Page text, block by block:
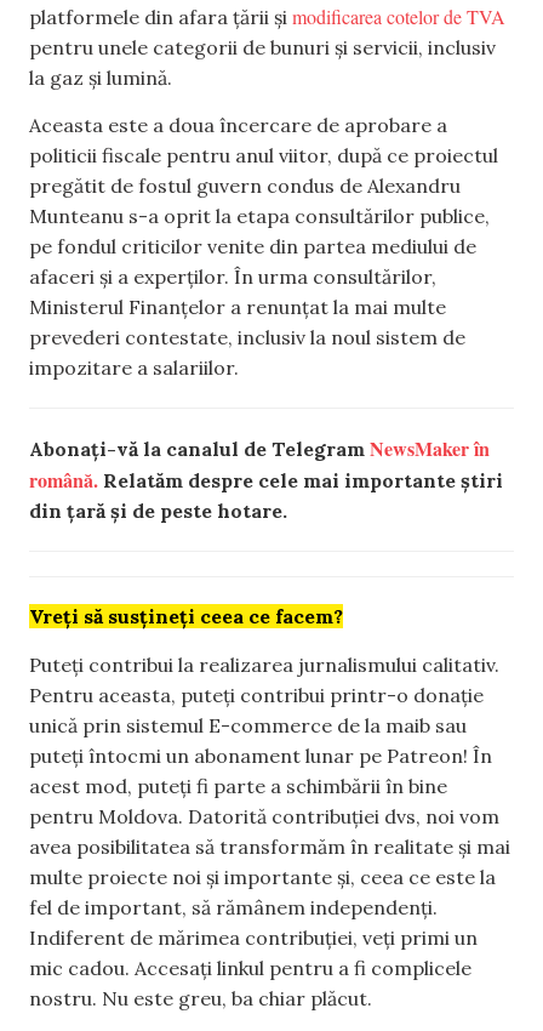
platformele din afara țării și modificarea cotelor de TVA
pentru unele categorii de bunuri și servicii, inclusiv
la gaz și lumină.
Aceasta este a doua încercare de aprobare a
politicii fiscale pentru anul viitor, după ce proiectul
pregătit de fostul guvern condus de Alexandru
Munteanu s-a oprit la etapa consultărilor publice,
pe fondul criticilor venite din partea mediului de
afaceri și a experților. În urma consultărilor,
Ministerul Finanțelor a renunțat la mai multe
prevederi contestate, inclusiv la noul sistem de
impozitare a salariilor.
Abonați-vă la canalul de Telegram NewsMaker în
română. Relatăm despre cele mai importante știri
din țară și de peste hotare.
Vreți să susțineți ceea ce facem?
Puteți contribui la realizarea jurnalismului calitativ.
Pentru aceasta, puteți contribui printr-o donație
unică prin sistemul E-commerce de la maib sau
puteți întocmi un abonament lunar pe Patreon! În
acest mod, puteți fi parte a schimbării în bine
pentru Moldova. Datorită contribuției dvs, noi vom
avea posibilitatea să transformăm în realitate și mai
multe proiecte noi și importante și, ceea ce este la
fel de important, să rămânem independenți.
Indiferent de mărimea contribuției, veți primi un
mic cadou. Accesați linkul pentru a fi complicele
nostru. Nu este greu, ba chiar plăcut.